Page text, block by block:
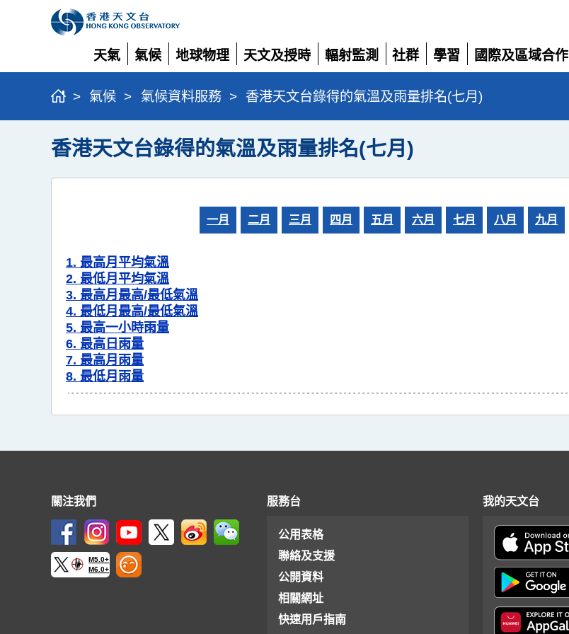
天氣
展
開
氣候
展
開
地球物理
展
開
天文及授時
展
開
輻射監測
展
開
社群
展
開
學習
展
開
國際及區域合作
展
開
> 氣候 > 氣候資料服務 > 香港天文台錄得的氣溫及雨量排名(七月)
香港天文台錄得的氣溫及雨量排名(七月)
一月 二月 三月 四月 五月 六月 七月 八月 九月
1. 最高月平均氣溫
2. 最低月平均氣溫
3. 最高月最高/最低氣溫
4. 最低月最高/最低氣溫
5. 最高一小時雨量
6. 最高日雨量
7. 最高月雨量
8. 最低月雨量
關注我們
M5.0+
M6.0+
服務台
公用表格
聯絡及支援
公開資料
相關網址
快速用戶指南
我的天文台